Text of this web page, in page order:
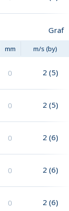
Graf
mm m/s (by)
0 2 (5)
0 2 (5)
0 2 (6)
0 2 (6)
0 2 (6)